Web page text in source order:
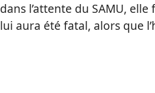
dans l’attente du SAMU,
lui aura été fatal, alors que